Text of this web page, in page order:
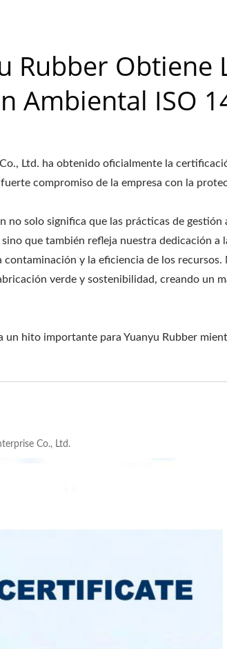
Rubber Obtiene
Ambiental ISO
Ltd. ha obtenido oficialmente la
compromiso de la empresa con la
no solo significa que las prácticas de
que también refleja nuestra dedicación a
contaminación y la eficiencia de los
verde y sostenibilidad, creando un
un hito importante para Yuanyu Rubber
Co., Ltd.